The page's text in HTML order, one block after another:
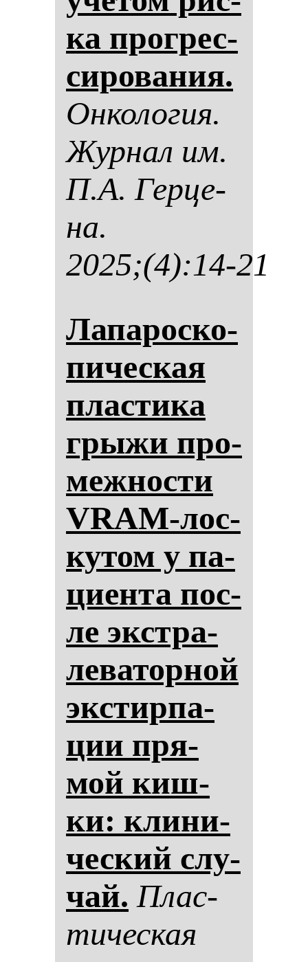
ка прог­рес­
си­ро­ва­ния.
Он­ко­ло­гия.
Жур­нал им.
П.А. Гер­це­
на.
2025;(4):14-21
Ла­па­рос­ко­
пи­чес­кая
плас­ти­ка
гры­жи про­
меж­нос­ти
VRAM-лос­
ку­том у па­
ци­ен­та пос­
ле экстра­
ле­ва­тор­ной
эк­стир­па­
ции пря­
мой киш­
ки: кли­ни­
чес­кий слу­
чай. Плас­
ти­чес­кая